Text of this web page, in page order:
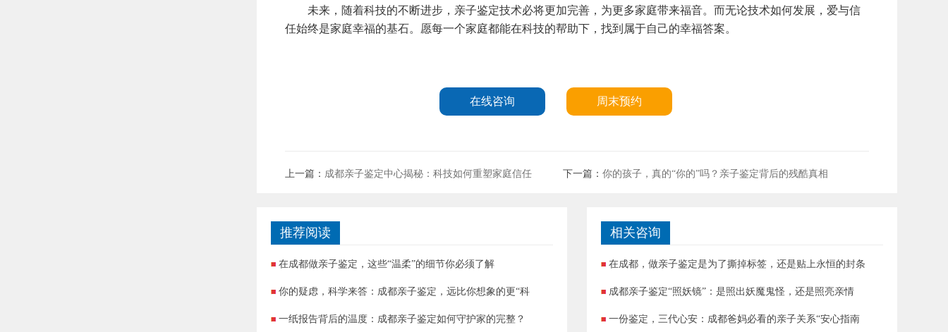
未来，随着科技的不断进步，亲子鉴定技术必将更加完善，为更多家庭带来福音。而无论技术如何发展，爱与信
任始终是家庭幸福的基石。愿每一个家庭都能在科技的帮助下，找到属于自己的幸福答案。
在线咨询 周末预约
上一篇： 成都亲子鉴定中心揭秘：科技如何重塑家庭信任 下一篇： 你的孩子，真的“你的”吗？亲子鉴定背后的残酷真相
推荐阅读
在成都做亲子鉴定，这些“温柔”的细节你必须了解
你的疑虑，科学来答：成都亲子鉴定，远比你想象的更“科
一纸报告背后的温度：成都亲子鉴定如何守护家的完整？
相关咨询
在成都，做亲子鉴定是为了撕掉标签，还是贴上永恒的封条
成都亲子鉴定“照妖镜”：是照出妖魔鬼怪，还是照亮亲情
一份鉴定，三代心安：成都爸妈必看的亲子关系“安心指南